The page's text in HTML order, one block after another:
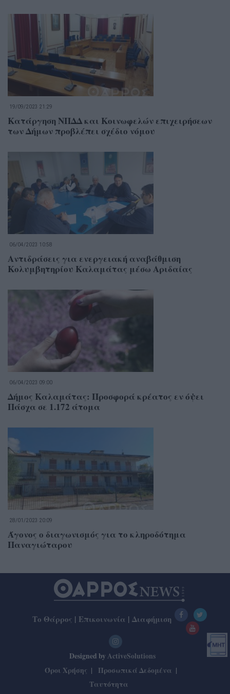
19/09/2023 21:29
Κατάργηση ΝΠΔΔ και Κοινωφελών επιχειρήσεων
των Δήμων προβλέπει σχέδιο νόμου
06/04/2023 10:58
Αντιδράσεις για ενεργειακή αναβάθμιση
Κολυμβητηρίου Καλαμάτας μέσω Αριδαίας
06/04/2023 09:00
Δήμος Καλαμάτας: Προσφορά κρέατος εν όψει
Πάσχα σε 1.172 άτομα
28/01/2023 20:09
Άγονος ο διαγωνισμός για το κληροδότημα
Παναγιώταρου
Το Θάρρος | Επικοινωνία | Διαφήμιση
Designed by ActiveSolutions
Όροι Χρήσης
Προσωπικά Δεδομένα
Ταυτότητα